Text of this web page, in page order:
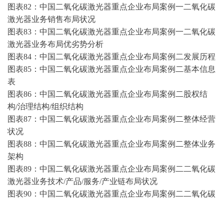
图表82：中国二氧化碳激光器重点企业布局案例一二氧化碳
激光器业务销售布局状况
图表83：中国二氧化碳激光器重点企业布局案例一二氧化碳
激光器业务布局优劣势分析
图表84：中国二氧化碳激光器重点企业布局案例二发展历程
图表85：中国二氧化碳激光器重点企业布局案例二基本信息
表
图表86：中国二氧化碳激光器重点企业布局案例二股权结
构/治理结构/组织结构
图表87：中国二氧化碳激光器重点企业布局案例二整体经营
状况
图表88：中国二氧化碳激光器重点企业布局案例二整体业务
架构
图表89：中国二氧化碳激光器重点企业布局案例二二氧化碳
激光器业务技术/产品/服务/产业链布局状况
图表90：中国二氧化碳激光器重点企业布局案例二二氧化碳